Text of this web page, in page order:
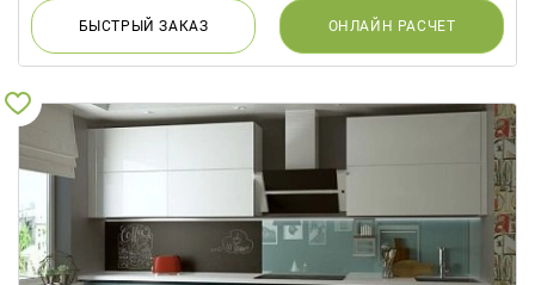
БЫСТРЫЙЗАКАЗ ОНЛАЙН РАСЧЕТ